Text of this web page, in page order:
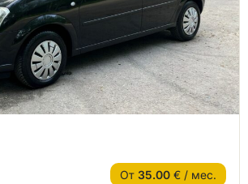
От 35.00 € / мес.